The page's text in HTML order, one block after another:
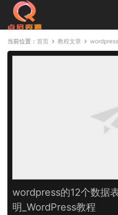
当前位置： 首页 教程文章
wordpress的12个数据
明_WordPress教程